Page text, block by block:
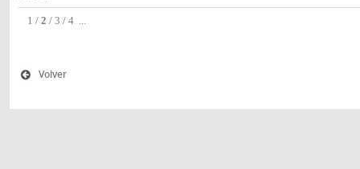
1 / 2 / 3 / 4 ...
Volver